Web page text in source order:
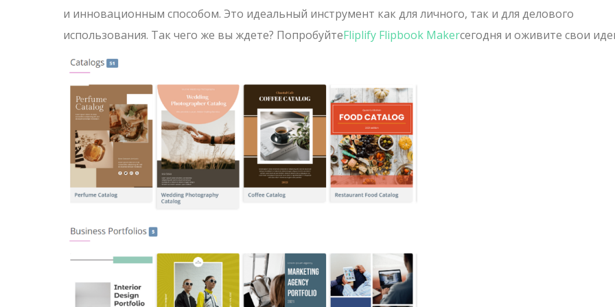
и инновационным способом. Это идеальный инструмент как для личного, так и для делового
использования. Так чего же вы ждете? ПопробуйтеFliplify Flipbook Makerсегодня и оживите свои